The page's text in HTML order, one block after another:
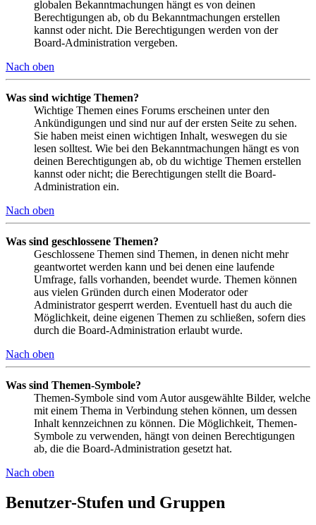
globalen Bekanntmachungen hängt es von deinen
Berechtigungen ab, ob du Bekanntmachungen erstellen
kannst oder nicht. Die Berechtigungen werden von der
Board-Administration vergeben.
Nach oben
Was sind wichtige Themen?
Wichtige Themen eines Forums erscheinen unter den
Ankündigungen und sind nur auf der ersten Seite zu sehen.
Sie haben meist einen wichtigen Inhalt, weswegen du sie
lesen solltest. Wie bei den Bekanntmachungen hängt es von
deinen Berechtigungen ab, ob du wichtige Themen erstellen
kannst oder nicht; die Berechtigungen stellt die Board-
Administration ein.
Nach oben
Was sind geschlossene Themen?
Geschlossene Themen sind Themen, in denen nicht mehr
geantwortet werden kann und bei denen eine laufende
Umfrage, falls vorhanden, beendet wurde. Themen können
aus vielen Gründen durch einen Moderator oder
Administrator gesperrt werden. Eventuell hast du auch die
Möglichkeit, deine eigenen Themen zu schließen, sofern dies
durch die Board-Administration erlaubt wurde.
Nach oben
Was sind Themen-Symbole?
Themen-Symbole sind vom Autor ausgewählte Bilder, welche
mit einem Thema in Verbindung stehen können, um dessen
Inhalt kennzeichnen zu können. Die Möglichkeit, Themen-
Symbole zu verwenden, hängt von deinen Berechtigungen
ab, die die Board-Administration gesetzt hat.
Nach oben
Benutzer-Stufen und Gruppen